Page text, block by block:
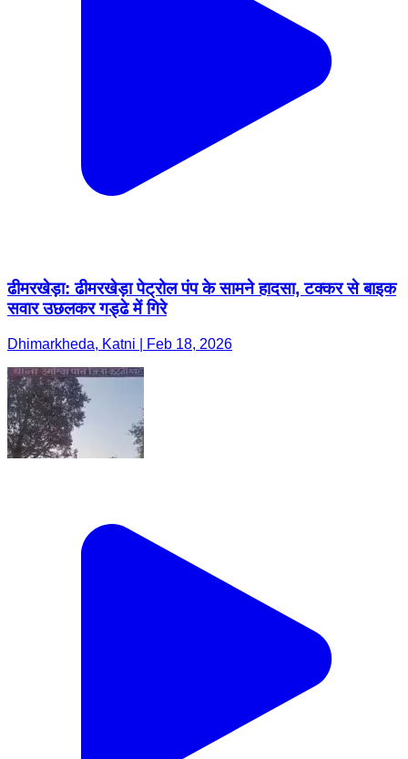
ढीमरखेड़ा: ढीमरखेड़ा पेट्रोल पंप के सामने हादसा, टक्कर से बाइक
सवार उछलकर गड्ढे में गिरे
Dhimarkheda, Katni | Feb 18, 2026